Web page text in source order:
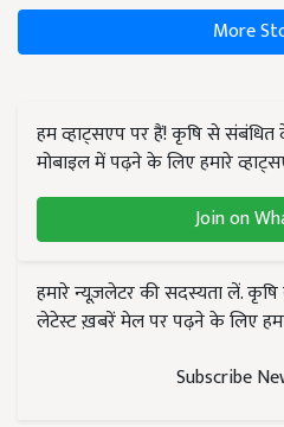
More
हम व्हाट्सएप पर हैं! कृषि से
मोबाइल में पढ़ने के लिए हमारे
Join on
हमारे न्यूज़लेटर की सदस्यता लें.
लेटेस्ट ख़बरें मेल पर पढ़ने के लिए
Subscribe